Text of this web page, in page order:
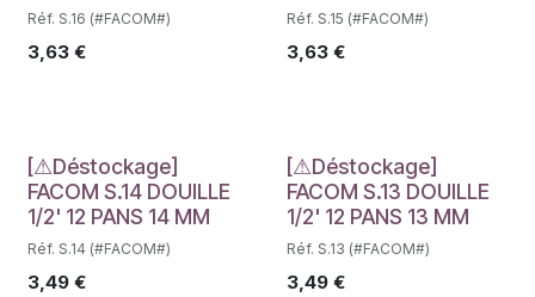
Réf. S.16 (#FACOM#)
3,63 €
Réf. S.15 (#FACOM#)
3,63€
Déstockage
[⚠Déstockage]
FACOM S.14 DOUILLE
1/2' 12 PANS 14 MM
Réf. S.14 (#FACOM#)
3,49 €
Déstockage
[⚠Déstockage]
FACOM S.13 DOUILLE
1/2' 12 PANS 13 MM
Réf. S.13 (#FACOM#)
3,49€